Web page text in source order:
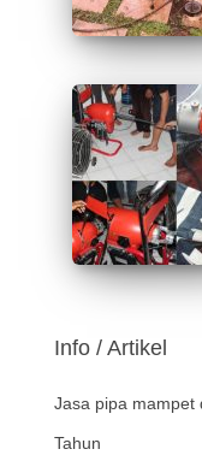
Info / Artikel
Jasa pipa mampet
Tahun